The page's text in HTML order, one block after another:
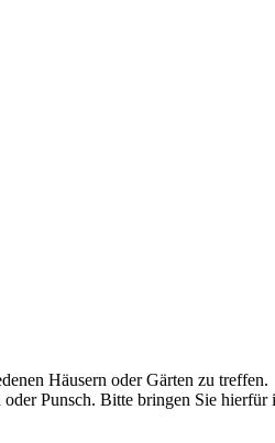
Häusern oder Gärten zu treffen.
Punsch. Bitte bringen Sie